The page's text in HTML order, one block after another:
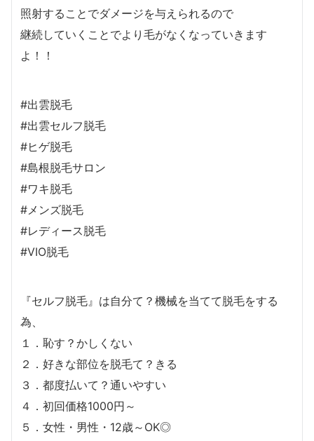
照射することでダメージを与えられるので
継続していくことでより毛がなくなっていきます
よ！！
#出雲脱毛
#出雲セルフ脱毛
#ヒゲ脱毛
#島根脱毛サロン
#ワキ脱毛
#メンズ脱毛
#レディース脱毛
#VIO脱毛
『セルフ脱毛』は自分て？機械を当てて脱毛をする
為、
１．恥す？かしくない
２．好きな部位を脱毛て？きる
３．都度払いて？通いやすい
４．初回価格1000円～
５．女性・男性・12歳～OK◎